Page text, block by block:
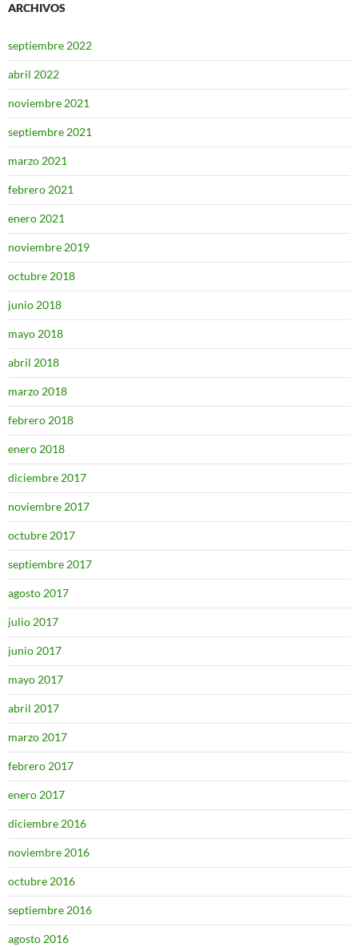
ARCHIVOS
septiembre 2022
abril 2022
noviembre 2021
septiembre 2021
marzo 2021
febrero 2021
enero 2021
noviembre 2019
octubre 2018
junio 2018
mayo 2018
abril 2018
marzo 2018
febrero 2018
enero 2018
diciembre 2017
noviembre 2017
octubre 2017
septiembre 2017
agosto 2017
julio 2017
junio 2017
mayo 2017
abril 2017
marzo 2017
febrero 2017
enero 2017
diciembre 2016
noviembre 2016
octubre 2016
septiembre 2016
agosto 2016